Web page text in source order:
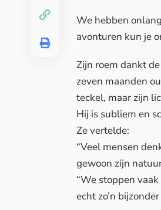
We hebben
avonturen kun je
Zijn roem dankt
zeven maanden
teckel, maar zijn
Hij is subliem en
Ze vertelde:
“Veel mensen
gewoon zijn
“We stoppen
echt zo’n